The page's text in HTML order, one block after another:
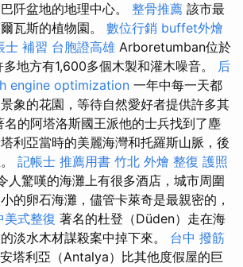
阡盆地的地理中心。 整骨推薦 該市最
瓦斯的植物園。 數位行銷 buffet外燴
士 補習 台胞證高雄 Arboretumban位於
地方有1,600多個木製和灌木噪音。 后
engine optimization 一年中每一天都
象的花園，等待自然愛好者提供許多其
的阿塔洛斯國王派他的士兵找到了塵
利亞當時的美麗海灣和托羅斯山脈，後
記帳士 推薦用書 竹北 外燴 整復 護照
人驚嘆的海灘上有很多酒店，城市周圍
的卵石海灘，儘管卡萊奇是最親密的，
美式整復 著名的杜登（Düden）走在海
淡水木材謀殺案中掉下來。 台中 撥筋
安塔利亞（Antalya）比其他度假屋的巨